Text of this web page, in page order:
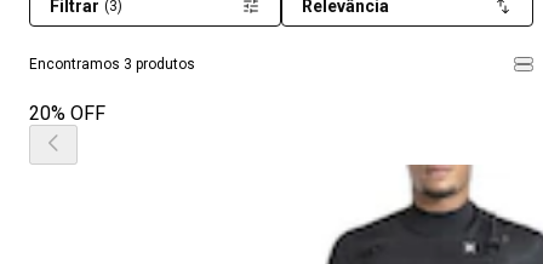
Encontramos 3 produtos
Filtrar (3) Relevância
20% OFF